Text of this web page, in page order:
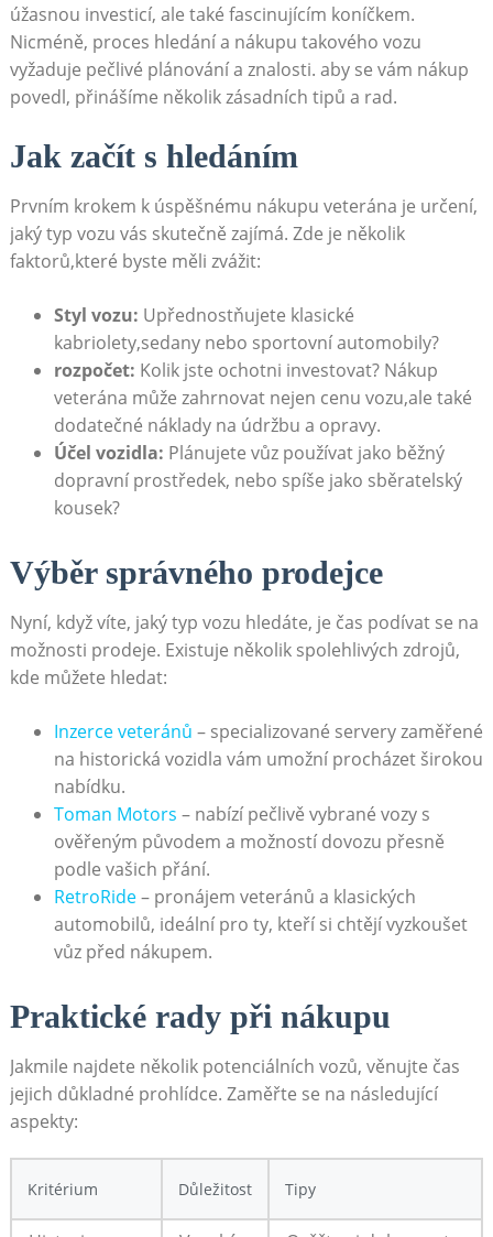
úžasnou investicí, ale také fascinujícím koníčkem.
Nicméně, proces hledání a nákupu takového vozu
vyžaduje pečlivé plánování a znalosti. aby se vám nákup
povedl, přinášíme několik zásadních tipů a rad.
Jak začít s hledáním
Prvním krokem k úspěšnému nákupu veterána je určení,
jaký typ vozu vás skutečně zajímá. Zde je několik
faktorů,které byste měli zvážit:
Styl vozu: Upřednostňujete klasické
kabriolety,sedany nebo sportovní automobily?
rozpočet: Kolik jste ochotni investovat? Nákup
veterána může zahrnovat nejen cenu vozu,ale také
dodatečné náklady na údržbu a opravy.
Účel vozidla: Plánujete vůz používat jako běžný
dopravní prostředek, nebo spíše jako sběratelský
kousek?
Výběr správného prodejce
Nyní, když víte, jaký typ vozu hledáte, je čas podívat se na
možnosti prodeje. Existuje několik spolehlivých zdrojů,
kde můžete hledat:
Inzerce veteránů – specializované servery zaměřené
na historická vozidla vám umožní procházet širokou
nabídku.
Toman Motors – nabízí pečlivě vybrané vozy s
ověřeným původem a možností dovozu přesně
podle vašich přání.
RetroRide– pronájem veteránů a klasických
automobilů, ideální pro ty, kteří si chtějí vyzkoušet
vůz před nákupem.
Praktické rady při nákupu
Jakmile najdete několik potenciálních vozů, věnujte čas
jejich důkladné prohlídce. Zaměřte se na následující
aspekty:
Kritérium Důležitost Tipy